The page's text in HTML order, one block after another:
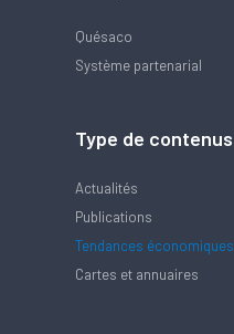
Quésaco
Système partenarial
Type de contenus
Actualités
Publications
Tendances économiques
Cartes et annuaires